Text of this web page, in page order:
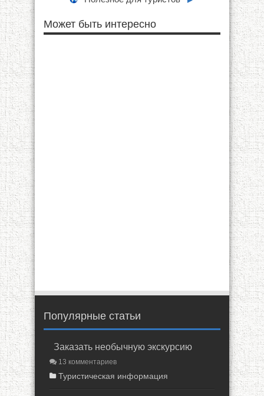
Может быть интересно
Популярные статьи
Заказать необычную экскурсию
13 комментариев
Туристическая информация